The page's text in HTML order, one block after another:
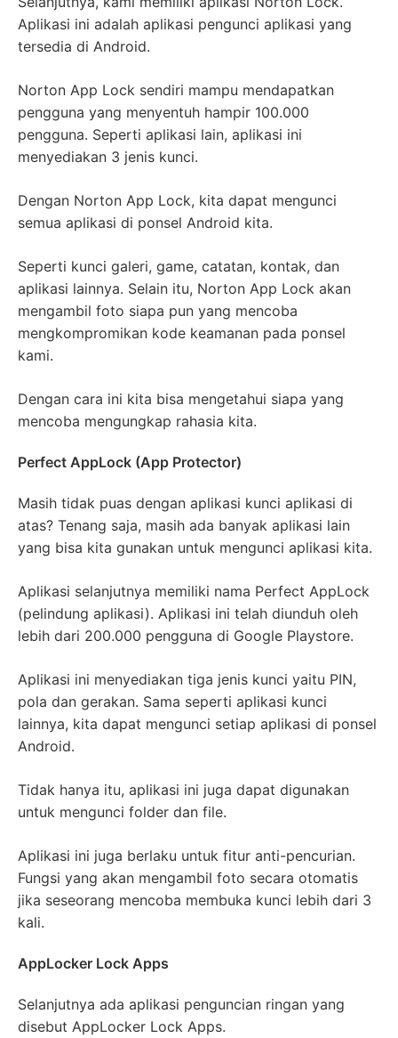
Aplikasi ini adalah aplikasi pengunci aplikasi yang
tersedia di Android.
Norton App Lock sendiri mampu mendapatkan
pengguna yang menyentuh hampir 100.000
pengguna. Seperti aplikasi lain, aplikasi ini
menyediakan 3 jenis kunci.
Dengan Norton App Lock, kita dapat mengunci
semua aplikasi di ponsel Android kita.
Seperti kunci galeri, game, catatan, kontak, dan
aplikasi lainnya. Selain itu, Norton App Lock akan
mengambil foto siapa pun yang mencoba
mengkompromikan kode keamanan pada ponsel
kami.
Dengan cara ini kita bisa mengetahui siapa yang
mencoba mengungkap rahasia kita.
Perfect AppLock (App Protector)
Masih tidak puas dengan aplikasi kunci aplikasi di
atas? Tenang saja, masih ada banyak aplikasi lain
yang bisa kita gunakan untuk mengunci aplikasi kita.
Aplikasi selanjutnya memiliki nama Perfect AppLock
(pelindung aplikasi). Aplikasi ini telah diunduh oleh
lebih dari 200.000 pengguna di Google Playstore.
Aplikasi ini menyediakan tiga jenis kunci yaitu PIN,
pola dan gerakan. Sama seperti aplikasi kunci
lainnya, kita dapat mengunci setiap aplikasi di ponsel
Android.
Tidak hanya itu, aplikasi ini juga dapat digunakan
untuk mengunci folder dan file.
Aplikasi ini juga berlaku untuk fitur anti-pencurian.
Fungsi yang akan mengambil foto secara otomatis
jika seseorang mencoba membuka kunci lebih dari 3
kali.
AppLocker Lock Apps
Selanjutnya ada aplikasi penguncian ringan yang
disebut AppLocker Lock Apps.